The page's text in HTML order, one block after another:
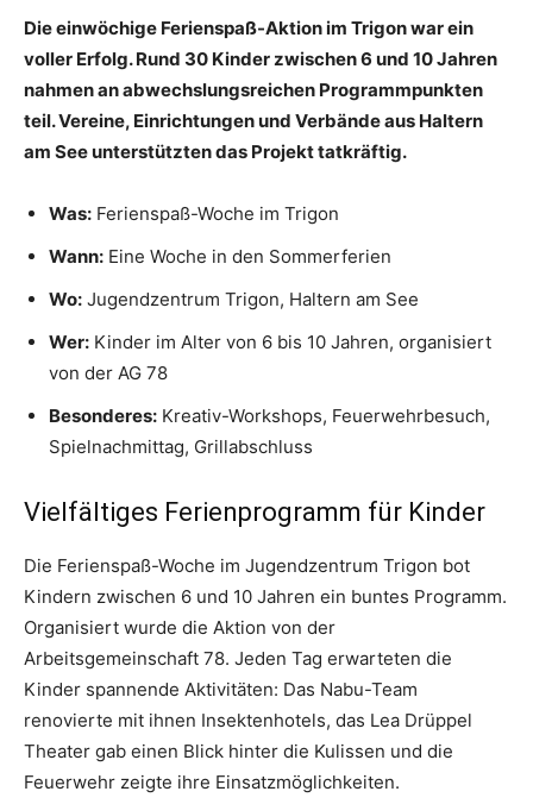
Die einwöchige Ferienspaß-Aktion im Trigon war ein
voller Erfolg. Rund 30 Kinder zwischen 6 und 10 Jahren
nahmen an abwechslungsreichen Programmpunkten
teil. Vereine, Einrichtungen und Verbände aus Haltern
am See unterstützten das Projekt tatkräftig.
Was: Ferienspaß-Woche im Trigon
Wann: Eine Woche in den Sommerferien
Wo: Jugendzentrum Trigon, Haltern am See
Wer: Kinder im Alter von 6 bis 10 Jahren, organisiert
von der AG 78
Besonderes: Kreativ-Workshops, Feuerwehrbesuch,
Spielnachmittag, Grillabschluss
Vielfältiges Ferienprogramm für Kinder
Die Ferienspaß-Woche im Jugendzentrum Trigon bot
Kindern zwischen 6 und 10 Jahren ein buntes Programm.
Organisiert wurde die Aktion von der
Arbeitsgemeinschaft 78. Jeden Tag erwarteten die
Kinder spannende Aktivitäten: Das Nabu-Team
renovierte mit ihnen Insektenhotels, das Lea Drüppel
Theater gab einen Blick hinter die Kulissen und die
Feuerwehr zeigte ihre Einsatzmöglichkeiten.